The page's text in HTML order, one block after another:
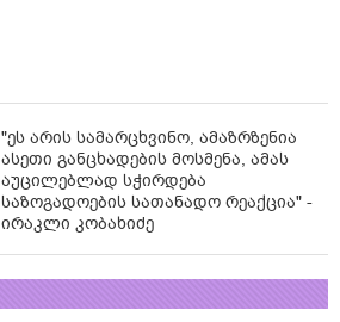
"ეს არის სამარცხვინო, ამაზრზენია
ასეთი განცხადების მოსმენა, ამას
აუცილებლად სჭირდება
საზოგადოების სათანადო რეაქცია" -
ირაკლი კობახიძე